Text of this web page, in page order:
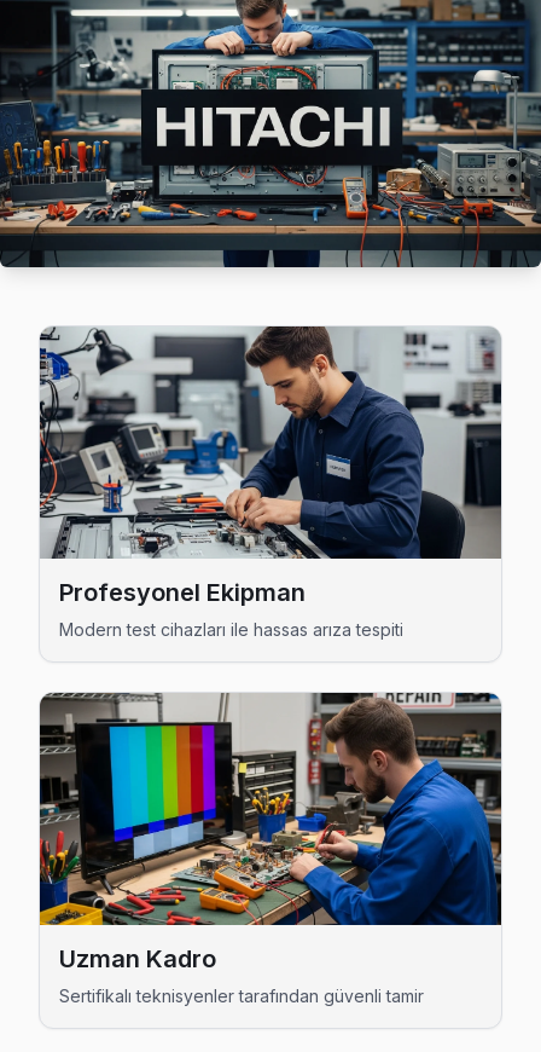
Atatürk Hitachi Açılmıyor Arıza →
Balıkyolu Hitachi Servis
Balıkyolu sakinleri Hitachi TV arızaları için sık bizi tercih
Balıkyolu Hitachi Açılmıyor Arıza →
Barbaros Hayrettin Paşa Hitachi Servis
Esenyurt'nın Barbaros Hayrettin Paşa bölgesindeki Hitachi
Barbaros Hayrettin Paşa Hitachi Anakart Tamiri →
Battalgazi'de Hitachi TV ekranında çizgi, donma ya da
Hitachi Servis Merkezi →
Cumhuriyet Hitachi Servis
Esenyurt'da Cumhuriyet mahallesi için Hitachi TV tamir
Cumhuriyet Hitachi Açılmıyor Arıza →
Esenyurt'da Çınar bölgesi dahil tüm hizmet alanımızda
Esenyurt Hitachi Servis →
Esenkent Hitachi Servis
Esenyurt genelinde Esenkent bölgesinde Hitachi TV
Esenyurt Hitachi Servis →
Fatih Hitachi Servis
Fatih sakinleri Hitachi TV arızaları için sık bizi tercih
Hitachi Servis Merkezi →
Gökevler Hitachi Servis
Profesyonel Ekipman
Modern test cihazları ile hassas arıza tespiti
Uzman Kadro
Sertifikalı teknisyenler tarafından güvenli tamir